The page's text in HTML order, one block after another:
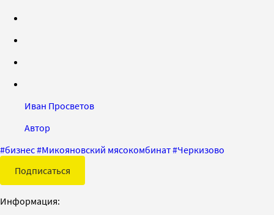
Иван Просветов
Автор
#бизнес#Микояновский мясокомбинат#Черкизово
Подписаться
Информация: